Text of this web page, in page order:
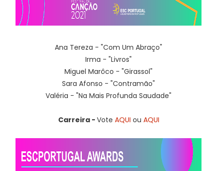
Ana Tereza - "Com Um Abraço"
Irma - "Livros"
Miguel Marôco - "Girassol"
Sara Afonso - "Contramão"
Valéria - "Na Mais Profunda Saudade"
Carreira - Vote AQUI ou AQUI